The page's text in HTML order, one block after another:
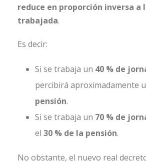
reduce en proporción inversa a
trabajada.
Es decir:
Si se trabaja un 40 % de
percibirá aproximadamente
pensión.
Si se trabaja un 70 % de
el 30 % de la pensión.
No obstante, el nuevo real